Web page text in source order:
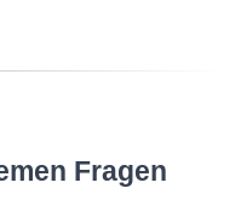
Fragen